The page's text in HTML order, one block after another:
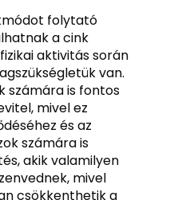
folytató
a cink
aktivitás során
van.
számára is fontos
mivel ez
és az
számára is
akik valamilyen
mivel
csökkenthetik a